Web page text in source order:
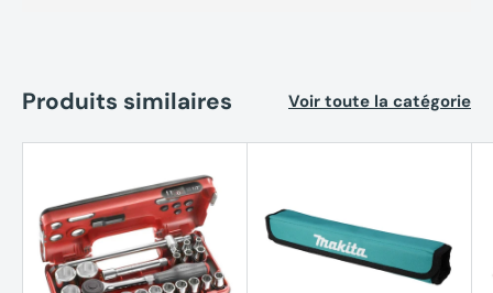
Produits similaires Voir toute la catégorie